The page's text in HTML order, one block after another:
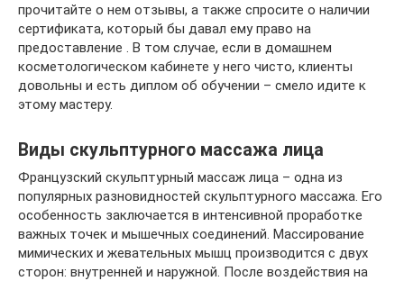
прочитайте о нем отзывы, а также спросите о наличии
сертификата, который бы давал ему право на
предоставление . В том случае, если в домашнем
косметологическом кабинете у него чисто, клиенты
довольны и есть диплом об обучении – смело идите к
этому мастеру.
Виды скульптурного массажа лица
Французский скульптурный массаж лица – одна из
популярных разновидностей скульптурного массажа. Его
особенность заключается в интенсивной проработке
важных точек и мышечных соединений. Массирование
мимических и жевательных мышц производится с двух
сторон: внутренней и наружной. После воздействия на